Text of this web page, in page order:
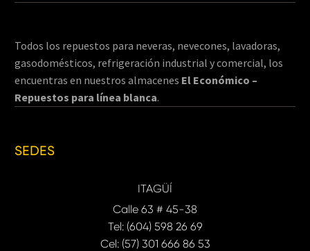
Todos los repuestos para neveras, nevecones, lavadoras,
gasodomésticos, refrigeración industrial y comercial, los
encuentras en nuestros almacenes El Económico –
Repuestos para línea blanca.
SEDES
ITAGÜÍ
Calle 63 # 45-38
Tel: (604) 598 26 69
Cel: (57) 301 666 86 53